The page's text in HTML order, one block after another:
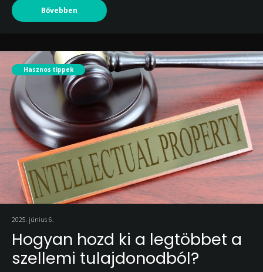
Bővebben
Hasznos tippek
2025. június 6.
Hogyan hozd ki a legtöbbet a
szellemi tulajdonodból?